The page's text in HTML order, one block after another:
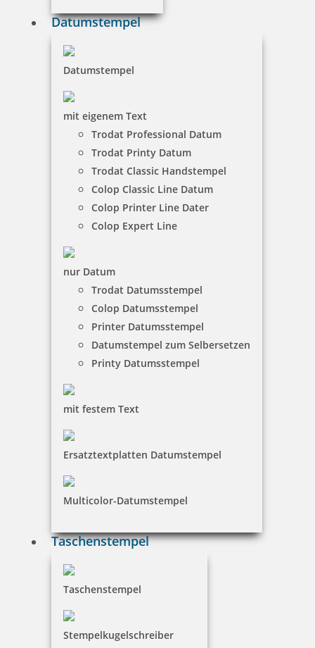
Datumstempel
Datumstempel
mit eigenem Text
Trodat Professional Datum
Trodat Printy Datum
Trodat Classic Handstempel
Colop Classic Line Datum
Colop Printer Line Dater
Colop Expert Line
nur Datum
Trodat Datumsstempel
Colop Datumsstempel
Printer Datumsstempel
Datumstempel zum Selbersetzen
Printy Datumsstempel
mit festem Text
Ersatztextplatten Datumstempel
Multicolor-Datumstempel
Taschenstempel
Taschenstempel
Stempelkugelschreiber